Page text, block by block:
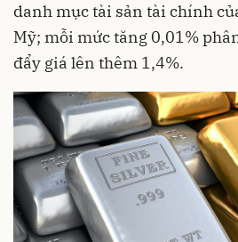
danh mục tài sản tài chính
Mỹ; mỗi mức tăng 0,01%
đẩy giá lên thêm 1,4%.